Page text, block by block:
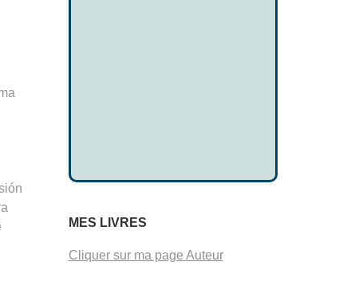
MES LIVRES
Cliquer sur ma page Auteur